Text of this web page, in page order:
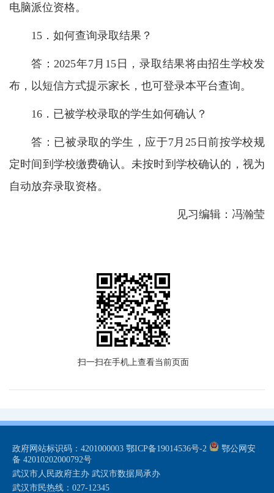
电脑派位资格。
15．如何查询录取结果？
答：2025年7月15日，录取结果将由招生学校发
布，以短信方式提示家长，也可登录本平台查询。
16．已被学校录取的学生如何确认？
答：已被录取的学生，应于7月25日前按学校规
定时间到学校缴费确认。未按时到学校确认的，视为
自动放弃录取资格。
见习编辑：冯瀚莹
扫一扫在手机上查看当前页面
政府网站标识码：4201000003 鄂ICP备19014536号-2
鄂公网安
备 42010202000792号
武汉市人民政府主办 武汉市数据局承办
武汉市民热线：027-12345